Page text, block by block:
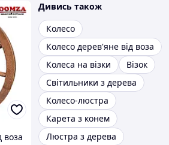
воза
Дивись також
Колесо
Колесо дерев'яне від воза
Колеса на візки
Візок
Світильники з дерева
Колесо-люстра
Карета з конем
Люстра з дерева